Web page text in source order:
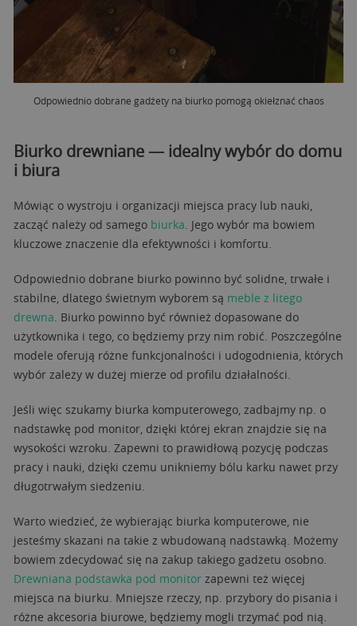
Odpowiednio dobrane gadżety na biurko pomogą okiełznać chaos
Biurko drewniane — idealny wybór do domu
i biura
Mówiąc o wystroju i organizacji miejsca pracy lub nauki,
zacząć należy od samego biurka. Jego wybór ma bowiem
kluczowe znaczenie dla efektywności i komfortu.
Odpowiednio dobrane biurko powinno być solidne, trwałe i
stabilne, dlatego świetnym wyborem są meble z litego
drewna. Biurko powinno być również dopasowane do
użytkownika i tego, co będziemy przy nim robić. Poszczególne
modele oferują różne funkcjonalności i udogodnienia, których
wybór zależy w dużej mierze od profilu działalności.
Jeśli więc szukamy biurka komputerowego, zadbajmy np. o
nadstawkę pod monitor, dzięki której ekran znajdzie się na
wysokości wzroku. Zapewni to prawidłową pozycję podczas
pracy i nauki, dzięki czemu unikniemy bólu karku nawet przy
długotrwałym siedzeniu.
Warto wiedzieć, że wybierając biurka komputerowe, nie
jesteśmy skazani na takie z wbudowaną nadstawką. Możemy
bowiem zdecydować się na zakup takiego gadżetu osobno.
Drewniana podstawka pod monitor zapewni też więcej
miejsca na biurku. Mniejsze rzeczy, np. przybory do pisania i
różne akcesoria biurowe, będziemy mogli trzymać pod nią.